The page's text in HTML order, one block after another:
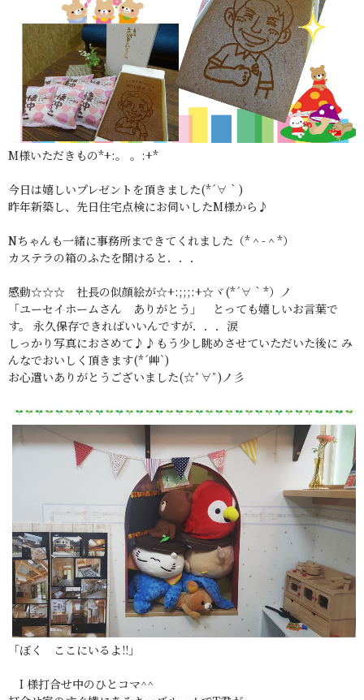
M様いただきもの*+:。 。:+*
今日は嬉しいプレゼントを頂きました(*´∀｀)
昨年新築し、先日住宅点検にお伺いしたM様から♪
Nちゃんも一緒に事務所まできてくれました（*＾-＾*）
カステラの箱のふたを開けると．．．
感動☆☆☆ 社長の似顔絵が☆+:;;;:+☆ヾ(*´∀｀*）ノ
「ユーセイホームさん ありがとう」 とっても嬉しいお言葉で
す。 永久保存できればいいんですが．．．涙
しっかり写真におさめて♪♪もう少し眺めさせていただいた後に み
んなでおいしく頂きます(*´艸`)
お心遣いありがとうございました(☆ﾟ∀ﾟ)ノ彡
「ぼく ここにいるよ!!」
I 様打合せ中のひとコマ^^